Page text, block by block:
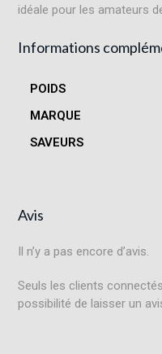
idéale pour les amateurs
Informations
POIDS
MARQUE
SAVEURS
Avis
Il n’y a pas encore d’avis.
Seuls les clients
possibilité de laisser un